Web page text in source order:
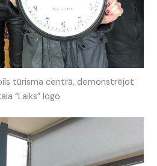
tūrisma centrā, demonstrējot
“Laiks” logo